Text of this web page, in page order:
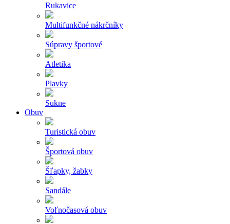
Rukavice
Multifunkčné nákrčníky
Súpravy športové
Atletika
Plavky
Sukne
Obuv
Turistická obuv
Športová obuv
Šľapky, žabky
Sandále
Voľnočasová obuv